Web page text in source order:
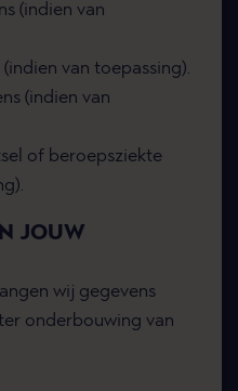
(indien van
van toepassing).
(indien van
of beroepsziekte
JOUW
wij gegevens
onderbouwing van